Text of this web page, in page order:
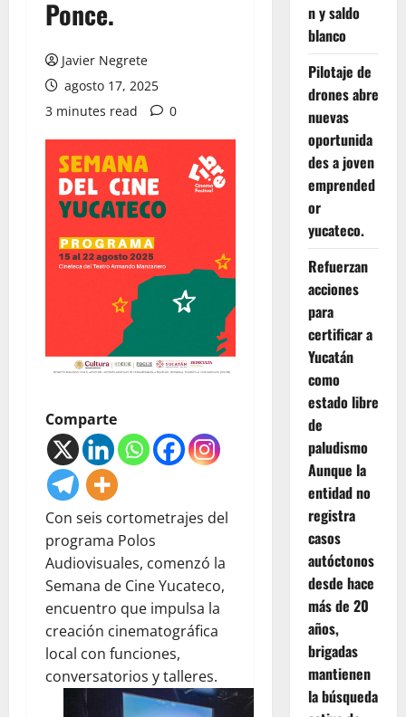
Ponce.
Javier Negrete
agosto 17, 2025
3 minutes read
0
Comparte
Con seis cortometrajes del
programa Polos
Audiovisuales, comenzó la
Semana de Cine Yucateco,
encuentro que impulsa la
creación cinematográfica
local con funciones,
conversatorios y talleres.
n y saldo
blanco
Pilotaje de
drones abre
nuevas
oportunida
des a joven
emprended
or
yucateco.
Refuerzan
acciones
para
certificar a
Yucatán
como
estado libre
de
paludismo
Aunque la
entidad no
registra
casos
autóctonos
desde hace
más de 20
años,
brigadas
mantienen
la búsqueda